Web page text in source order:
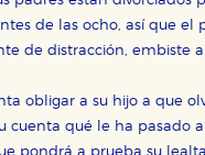
de las ocho, así que el
de distracción, embiste
obligar a su hijo a que
cuenta qué le ha pasado
información